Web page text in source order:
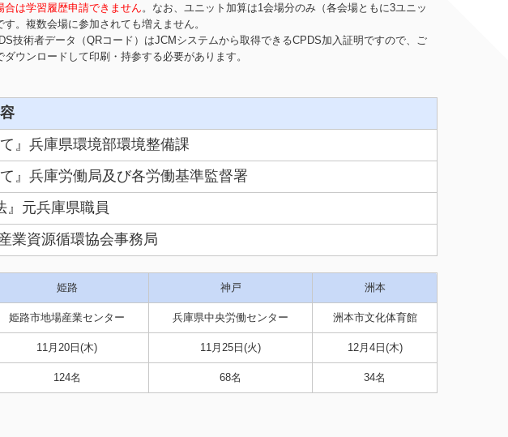
合は学習履歴申請できません 。なお、 ユニット加算は1会場分のみ（各会場ともに3ユニッ
す。複数会場に参加されても増えません。
技術者データ（QRコード）はJCMシステムから取得できるCPDS加入証明ですので、ご
ダウンロードして印刷・持参する必要があります。
』兵庫県環境部環境整備課
』兵庫労働局及び各労働基準監督署
』元兵庫県職員
業資源循環協会事務局
姫路 神戸 洲本
姫路市地場産業センター 兵庫県中央労働センター 洲本市文化体育館
11月20日(木) 11月25日(火) 12月4日(木)
124名 68名 34名